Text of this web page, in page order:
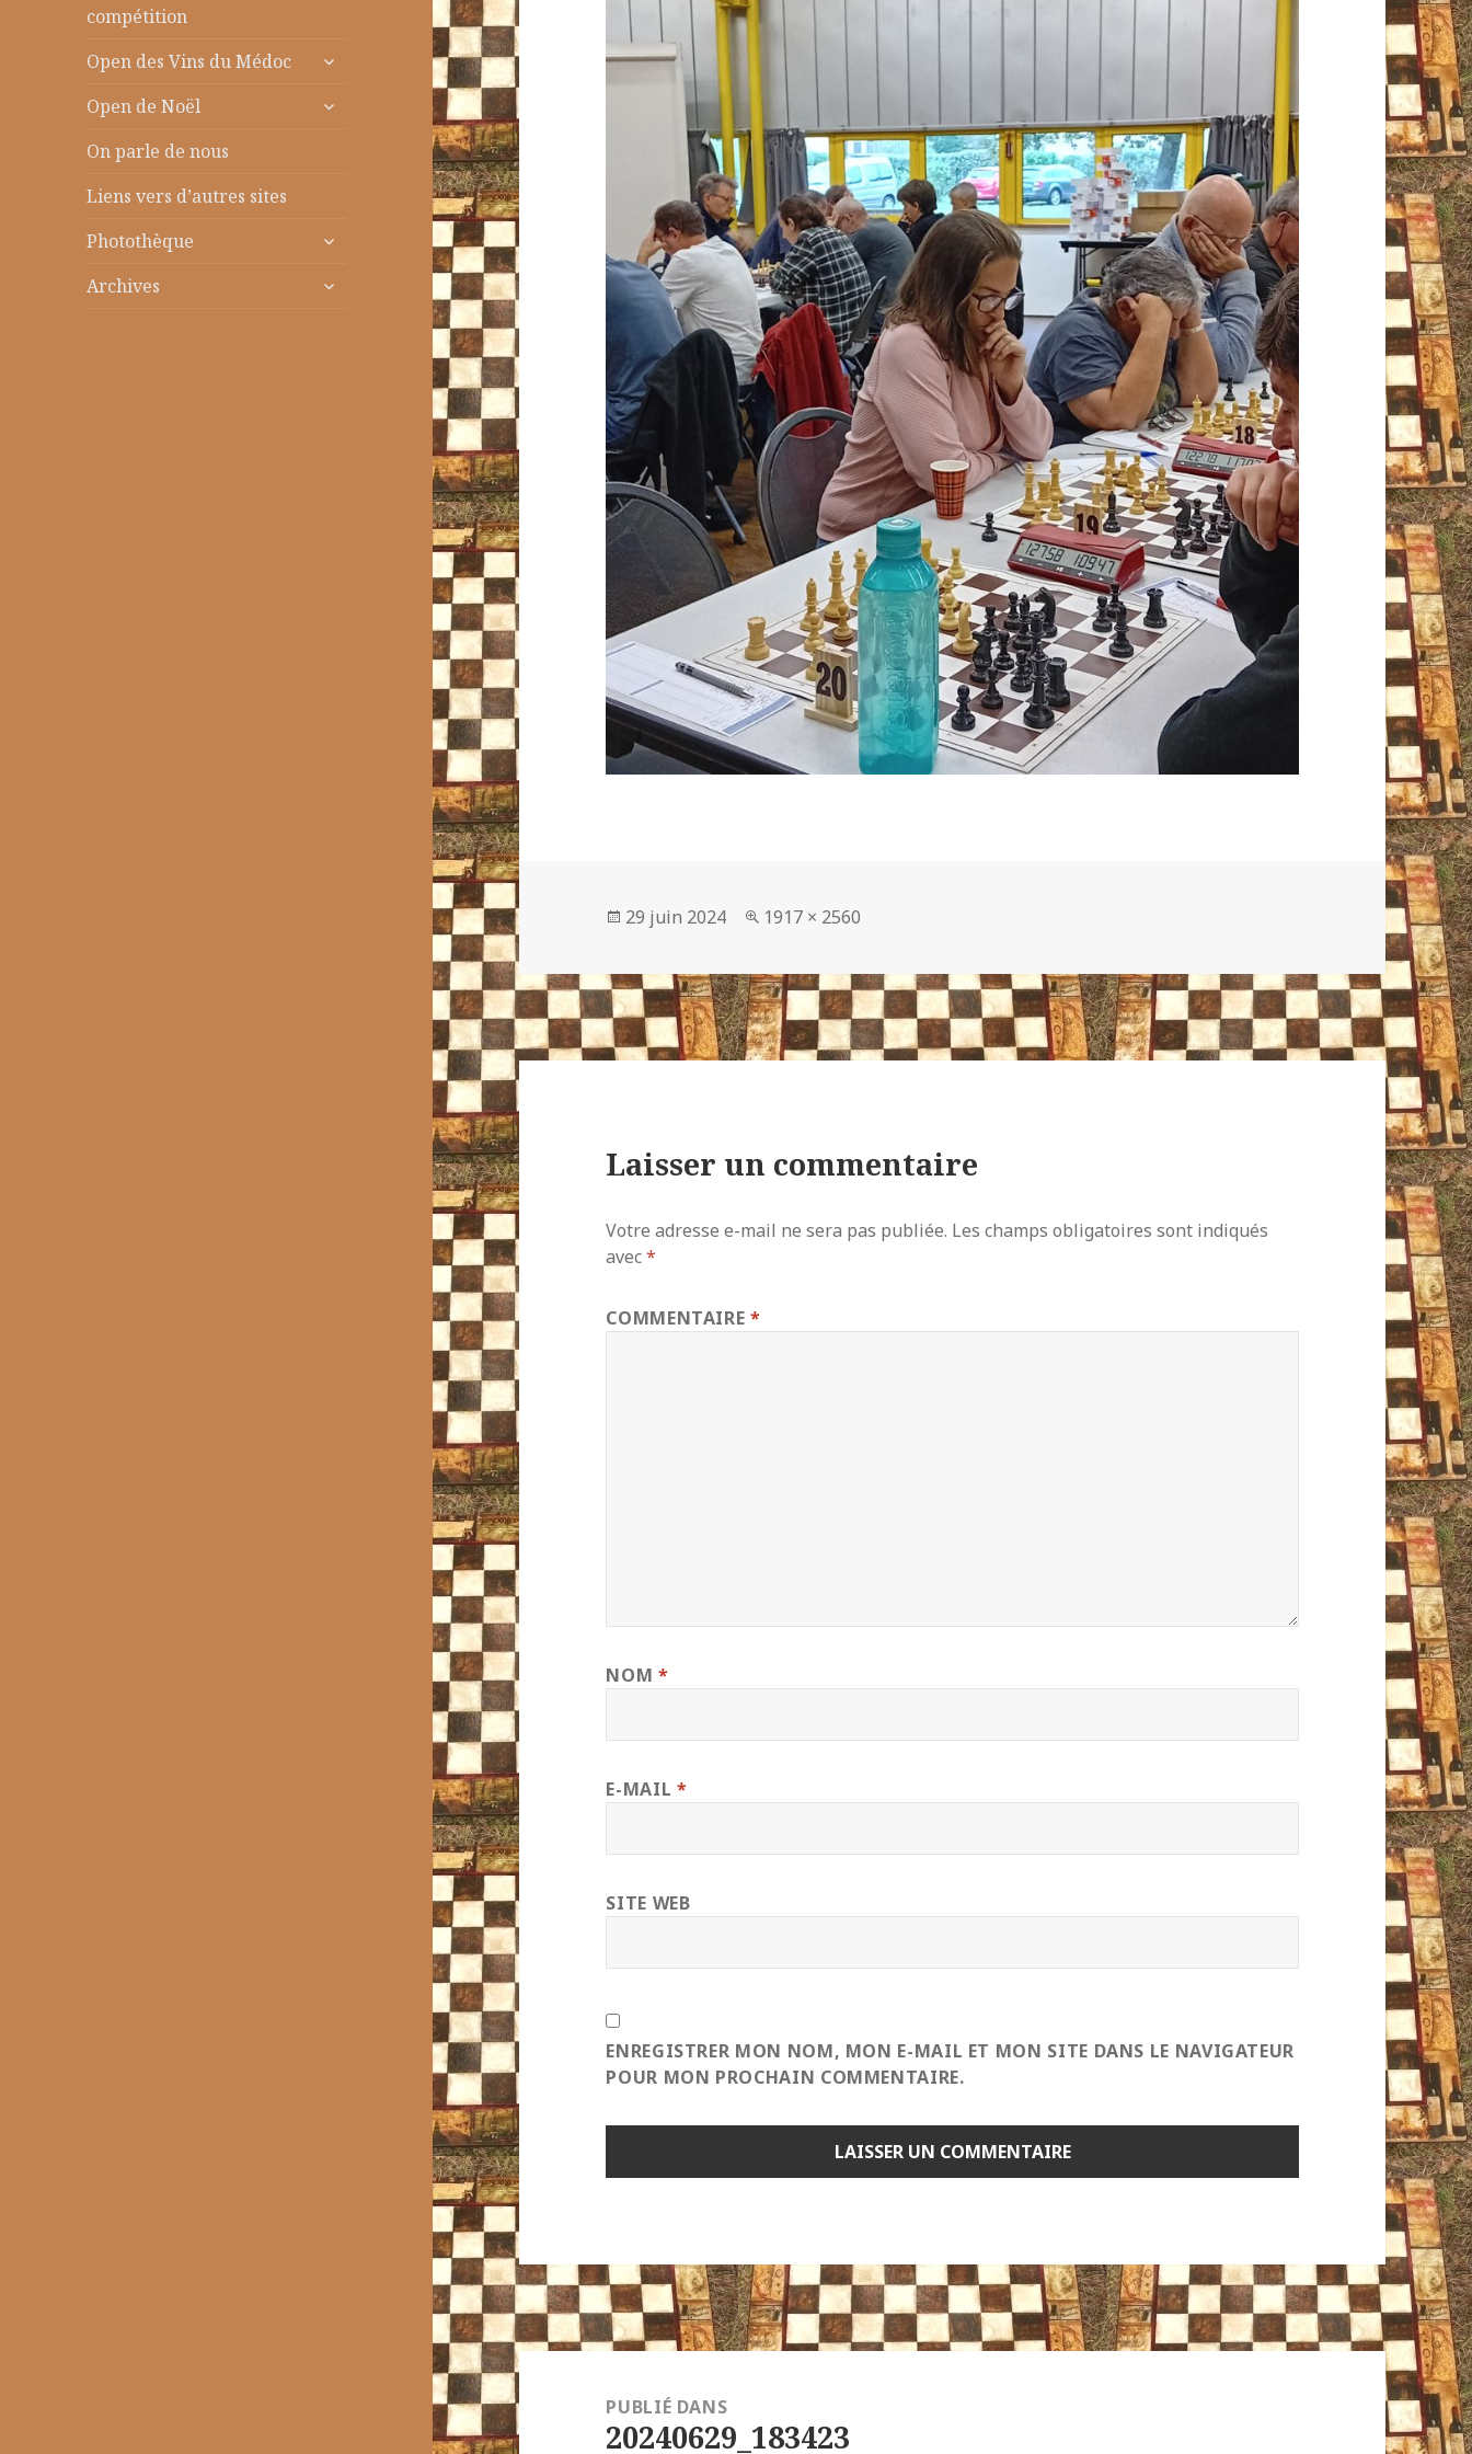
compétition
menu
Open des Vins du Médoc
ouvrir
sous-
Open de Noël
ouvrir
On parle de nous
Liens vers d’autres sites
Photothèque
ouvrir
sous-
Archives
ouvrir
Publié
29 juin 2024
Taille
1917 × 2560
Laisser un commentaire
Votre adresse e-mail ne sera pas publiée. Les champs obligatoires sont indiqués
avec*
COMMENTAIRE*
NOM *
E-MAIL *
SITE WEB
ENREGISTRER MON NOM, MON E-MAIL ET MON SITE DANS LE NAVIGATEUR
POUR MON PROCHAIN COMMENTAIRE.
Navigation
de
l’article
PUBLIÉ DANS
20240629_183423